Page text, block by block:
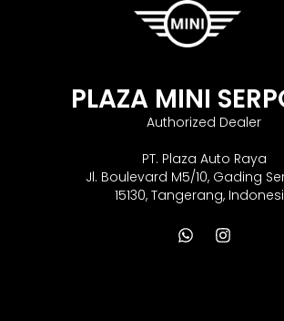
PLAZA MINI
Authorized Dealer
PT. Plaza Auto Raya
Jl. Boulevard M5/10, Gading
15130, Tangerang,